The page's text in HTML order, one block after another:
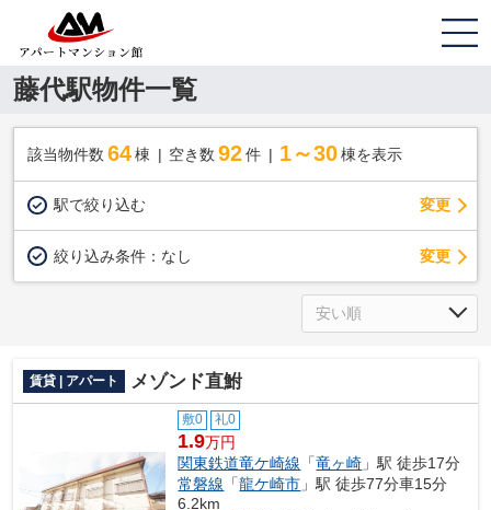
藤代駅物件一覧
該当物件数 64棟 空き数 92 件 1～30 棟を表示
駅で絞り込む 変更
絞り込み条件： なし 変更
賃貸 | アパート メゾンド直鮒
敷0 礼0
1.9万円
関東鉄道竜ケ崎線 「竜ヶ崎 」駅 徒歩17分
常磐線 「龍ケ崎市 」駅 徒歩77分車15分
6.2km